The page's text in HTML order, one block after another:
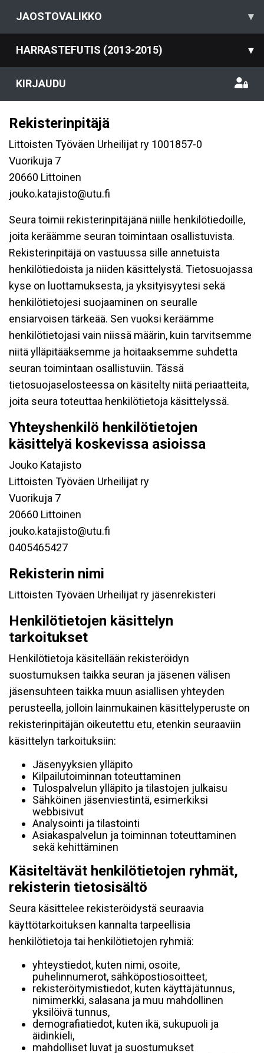
JAOSTOVALIKKO ▾
HARRASTEFUTIS (2013-2015) ▾
KIRJAUDU
Rekisterinpitäjä
Littoisten Työväen Urheilijat ry 1001857-0
Vuorikuja 7
20660 Littoinen
jouko.katajisto@utu.fi
Seura toimii rekisterinpitäjänä niille henkilötiedoille,
joita keräämme seuran toimintaan osallistuvista.
Rekisterinpitäjä on vastuussa sille annetuista
henkilötiedoista ja niiden käsittelystä. Tietosuojassa
kyse on luottamuksesta, ja yksityisyytesi sekä
henkilötietojesi suojaaminen on seuralle
ensiarvoisen tärkeää. Sen vuoksi keräämme
henkilötietojasi vain niissä määrin, kuin tarvitsemme
niitä ylläpitääksemme ja hoitaaksemme suhdetta
seuran toimintaan osallistuviin. Tässä
tietosuojaselosteessa on käsitelty niitä periaatteita,
joita seura toteuttaa henkilötietoja käsittelyssä.
Yhteyshenkilö henkilötietojen
käsittelyä koskevissa asioissa
Jouko Katajisto
Littoisten Työväen Urheilijat ry
Vuorikuja 7
20660 Littoinen
jouko.katajisto@utu.fi
0405465427
Rekisterin nimi
Littoisten Työväen Urheilijat ry jäsenrekisteri
Henkilötietojen käsittelyn
tarkoitukset
Henkilötietoja käsitellään rekisteröidyn
suostumuksen taikka seuran ja jäsenen välisen
jäsensuhteen taikka muun asiallisen yhteyden
perusteella, jolloin lainmukainen käsittelyperuste on
rekisterinpitäjän oikeutettu etu, etenkin seuraaviin
käsittelyn tarkoituksiin:
Jäsenyyksien ylläpito
Kilpailutoiminnan toteuttaminen
Tulospalvelun ylläpito ja tilastojen julkaisu
Sähköinen jäsenviestintä, esimerkiksi
webbisivut
Analysointi ja tilastointi
Asiakaspalvelun ja toiminnan toteuttaminen
sekä kehittäminen
Käsiteltävät henkilötietojen ryhmät,
rekisterin tietosisältö
Seura käsittelee rekisteröidystä seuraavia
käyttötarkoituksen kannalta tarpeellisia
henkilötietoja tai henkilötietojen ryhmiä:
yhteystiedot, kuten nimi, osoite,
puhelinnumerot, sähköpostiosoitteet,
rekisteröitymistiedot, kuten käyttäjätunnus,
nimimerkki, salasana ja muu mahdollinen
yksilöivä tunnus,
demografiatiedot, kuten ikä, sukupuoli ja
äidinkieli,
mahdolliset luvat ja suostumukset